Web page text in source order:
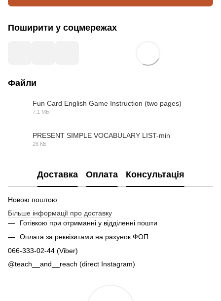
Поширити у соцмережах
Файли
Fun Card English Game Instruction (two pages)
7.1 МБ
PRESENT SIMPLE VOCABULARY LIST-min
26 КБ
Доставка Оплата Консультація
Новою поштою
Більше інформації про доставку
Готівкою при отриманні у відділенні пошти
Оплата за реквізитами на рахунок ФОП
066-333-02-44 (Viber)
@teach__and__reach (direct Instagram)